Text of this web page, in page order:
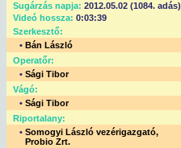
Sugárzás napja: 2012.05.02 (1084. adás)
Videó hossza: 0:03:39
Szerkesztő:
• Bán László
Operatőr:
• Sági Tibor
Vágó:
• Sági Tibor
Riportalany:
• Somogyi László vezérigazgató,
Probio Zrt.